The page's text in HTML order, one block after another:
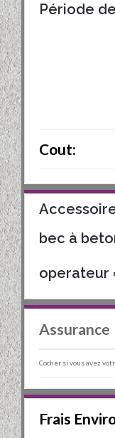
Période
Cout:
bec à
operateur
Assurance
Cocher si vous avez
Frais